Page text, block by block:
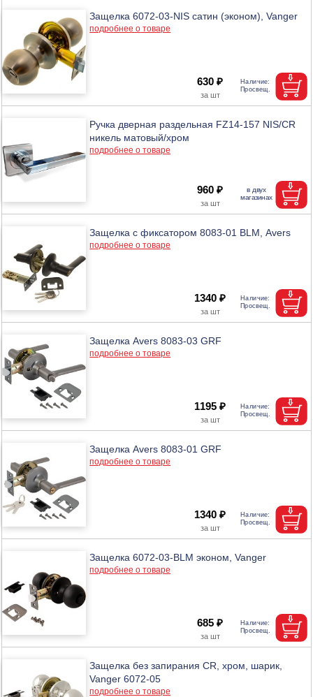
Защелка 6072-03-NIS сатин (эконом), Vanger
подробнее о товаре
630 ₽
Ручка дверная раздельная FZ14-157 NIS/CR
никель матовый/хром
подробнее о товаре
960 ₽
Защелка с фиксатором 8083-01 BLM, Аvers
подробнее о товаре
1340 ₽
Защелка Avers 8083-03 GRF
подробнее о товаре
1195 ₽
Защелка Avers 8083-01 GRF
подробнее о товаре
1340 ₽
Защелка 6072-03-BLM эконом, Vanger
подробнее о товаре
685 ₽
Защелка без запирания CR, хром, шарик,
Vanger 6072-05
подробнее о товаре